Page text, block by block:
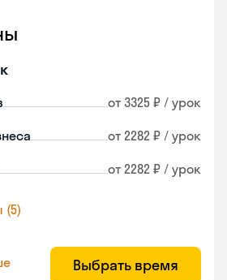
от 3325 ₽ / урок
от 2282 ₽ / урок
от 2282 ₽ / урок
(5)
Выбрать время